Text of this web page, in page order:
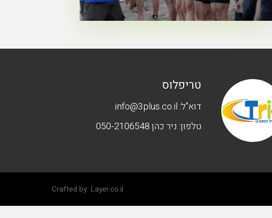
טריפלוס
דוא"ל: info@3plus.co.il
טלפון: ניר כהן 050-2106548
Crafted by: Layer.co.il